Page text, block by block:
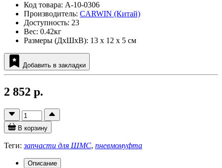
Код товара: A-10-0306
Производитель: CARWIN (Китай)
Доступность: 23
Вес: 0.42кг
Размеры (ДxШxВ): 13 x 12 x 5 см
Добавить в закладки
2 852 р.
В корзину
Теги:запчасти для ШМС, пневмомуфта
Описание